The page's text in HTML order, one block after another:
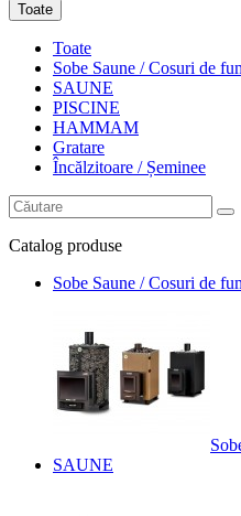
Toate
Toate
Sobe Saune / Cosuri de
SAUNE
PISCINE
HAMMAM
Gratare
Încălzitoare / Șeminee
Catalog produse
Sobe Saune / Cosuri de
SAUNE